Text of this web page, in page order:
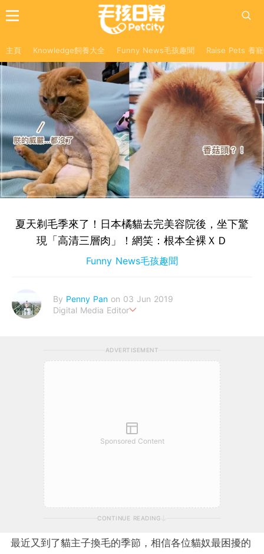
主頁 Knowledge飼養大全 Funny News毛孩趣聞 Raise Pets 養
夏天剃毛季來了！日本橘貓去完美容院後，坐下驚
現「高清三層肉」！網笑：根本全裸ＸＤ
Funny News毛孩趣聞
By Penny Pan on 03 Jun 2019
Digital Media Editor
ADVERTISEMENT
Sponsored Content
CONTINUE READING
最近又到了貓主子換毛的季節，相信各位貓奴最困擾的